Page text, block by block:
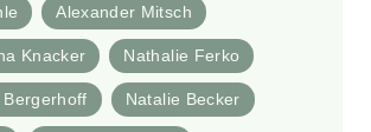
Alexander Mitsch
Knacker Nathalie Ferko
Bergerhoff Natalie Becker